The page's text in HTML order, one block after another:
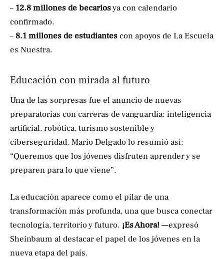
– 12.8 millones de becariosya con calendario
confirmado.
–8.1 millones de estudiantescon apoyos de La Escuela
es Nuestra.
Educación con mirada al futuro
Una de las sorpresas fue el anuncio de nuevas
preparatorias con carreras de vanguardia: inteligencia
artificial, robótica, turismo sostenible y
ciberseguridad. Mario Delgado lo resumió así:
“Queremos que los jóvenes disfruten aprender y se
preparen para lo que viene”.
La educación aparece como el pilar de una
transformación más profunda, una que busca conectar
tecnología, territorio y futuro. ¡Es Ahora! —expresó
Sheinbaum al destacar el papel de los jóvenes en la
nueva etapa del país.